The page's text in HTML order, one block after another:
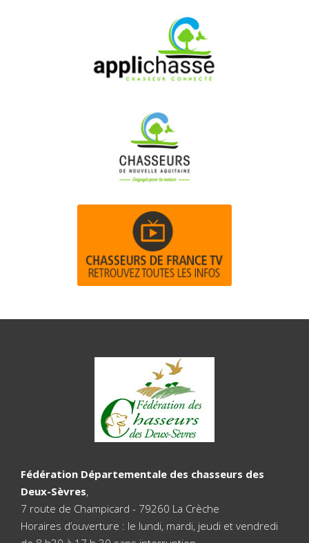
Fédération Départementale des chasseurs des
Deux-Sèvres,
7 route de Champicard - 79260 La Crèche
Horaires d’ouverture : le lundi, mardi, jeudi et vendredi